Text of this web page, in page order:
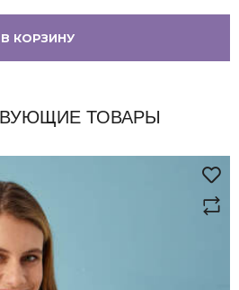
В КОРЗИНУ
ТОВАРЫ